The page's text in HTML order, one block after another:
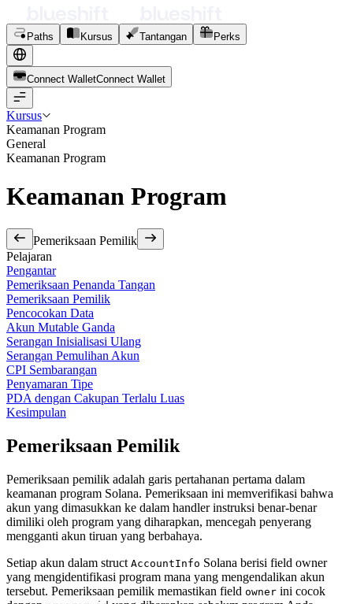
Paths Kursus Tantangan Perks
Connect WalletConnect Wal et
Kursus
Keamanan Program
General
Keamanan Program
Keamanan Program
Pemeriksaan Pemilik
Pelajaran
Pengantar
Pemeriksaan Penanda Tangan
Pemeriksaan Pemilik
Pencocokan Data
Akun Mutable Ganda
Serangan Inisialisasi Ulang
Serangan Pemulihan Akun
CPI Sembarangan
Penyamaran Tipe
PDA dengan Cakupan Terlalu Luas
Kesimpulan
Pemeriksaan Pemilik
Pemeriksaan pemilik adalah garis pertahanan pertama dalam
keamanan program Solana. Pemeriksaan ini memverifikasi bahwa
akun yang dimasukkan ke dalam handler instruksi benar-benar
dimiliki oleh program yang diharapkan, mencegah penyerang
mengganti akun tiruan yang berbahaya.
Setiap akun dalam struct AccountInfo Solana berisi field owner
yang mengidentifikasi program mana yang mengendalikan akun
tersebut. Pemeriksaan pemilik memastikan field owner ini cocok